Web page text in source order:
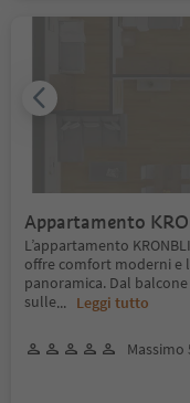
Appartamento
L’appartamento
offre comfort moderni e
panoramica. Dal
sulle... Leggi tutto
Massimo